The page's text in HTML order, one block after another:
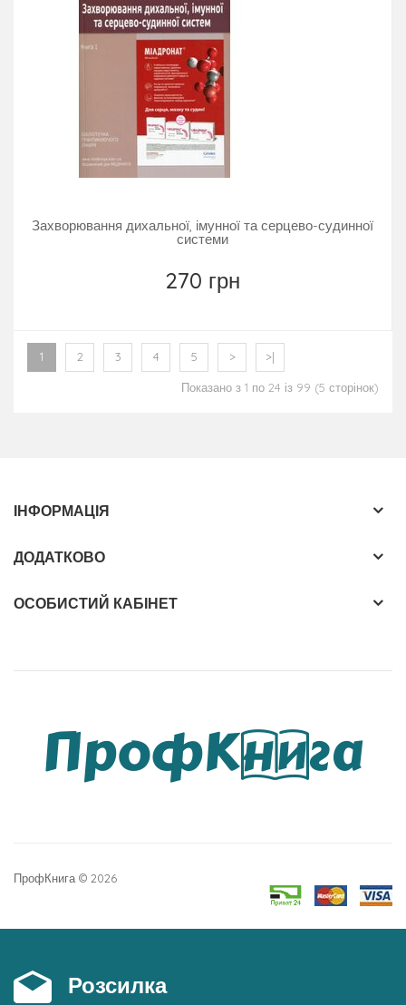
Захворювання дихальної, імунної та серцево-судинної
системи
270 грн
1 2 3 4 5 > >|
Показано з 1 по 24 із 99 (5 сторінок)
ІНФОРМАЦІЯ
ДОДАТКОВО
ОСОБИСТИЙ КАБІНЕТ
ПрофКнига © 2026
Розсилка